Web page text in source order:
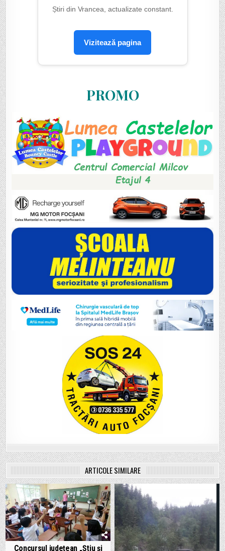
Știri din Vrancea, actualizate constant.
Vizitează pagina
PROMO
ARTICOLE SIMILARE
Concursul judeţean „Ştiu şi